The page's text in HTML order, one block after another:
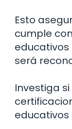
Esto
cumple
educativos
será
Investiga
educativos